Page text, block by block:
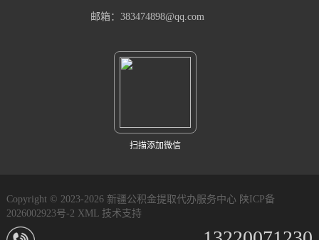
邮箱：383474898@qq.com
扫描添加微信
Copyright © 2023-2026 新疆公积金提取代办服务中心 陕ICP备
2026002923号-2 XML 技术支持